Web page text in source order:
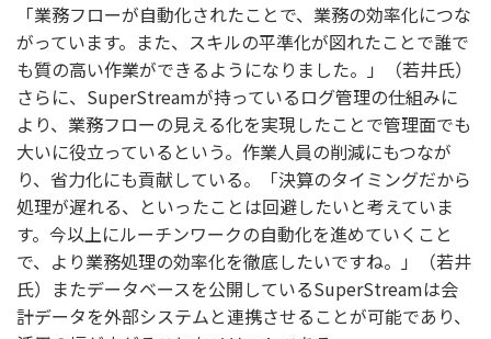
「業務フローが自動化されたことで、業務の効率化につな
がっています。また、スキルの平準化が図れたことで誰で
も質の高い作業ができるようになりました。」（若井氏）
さらに、SuperStreamが持っているログ管理の仕組みに
より、業務フローの見える化を実現したことで管理面でも
大いに役立っているという。作業人員の削減にもつなが
り、省力化にも貢献している。「決算のタイミングだから
処理が遅れる、といったことは回避したいと考えていま
す。今以上にルーチンワークの自動化を進めていくこと
で、より業務処理の効率化を徹底したいですね。」（若井
氏）またデータベースを公開しているSuperStreamは会
計データを外部システムと連携させることが可能であり、